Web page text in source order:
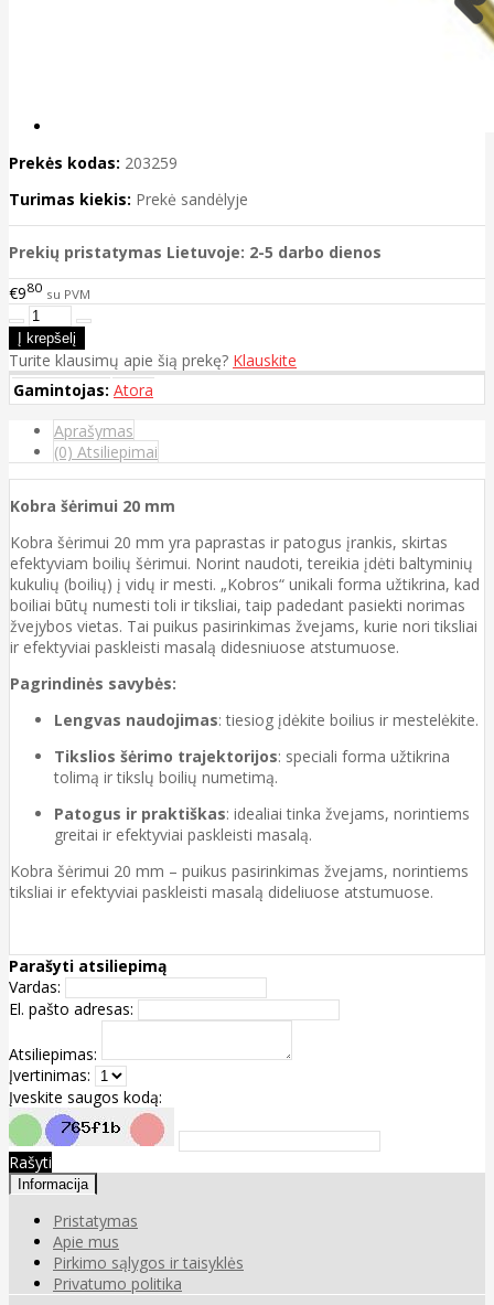
Prekės kodas: 203259
Turimas kiekis: Prekė sandėlyje
Prekių pristatymas Lietuvoje: 2-5 darbo dienos
€980 su PVM
Turite klausimų apie šią prekę? Klauskite
Gamintojas: Atora
Aprašymas
(0) Atsiliepimai
Kobra šėrimui 20 mm
Kobra šėrimui 20 mm yra paprastas ir patogus įrankis, skirtas
efektyviam boilių šėrimui. Norint naudoti, tereikia įdėti baltyminių
kukulių (boilių) į vidų ir mesti. „Kobros“ unikali forma užtikrina, kad
boiliai būtų numesti toli ir tiksliai, taip padedant pasiekti norimas
žvejybos vietas. Tai puikus pasirinkimas žvejams, kurie nori tiksliai
ir efektyviai paskleisti masalą didesniuose atstumuose.
Pagrindinės savybės:
Lengvas naudojimas: tiesiog įdėkite boilius ir mestelėkite.
Tikslios šėrimo trajektorijos: speciali forma užtikrina
tolimą ir tikslų boilių numetimą.
Patogus ir praktiškas: idealiai tinka žvejams, norintiems
greitai ir efektyviai paskleisti masalą.
Kobra šėrimui 20 mm – puikus pasirinkimas žvejams, norintiems
tiksliai ir efektyviai paskleisti masalą dideliuose atstumuose.
Parašyti atsiliepimą
Vardas:
El. pašto adresas:
Atsiliepimas:
Įvertinimas:
Įveskite saugos kodą:
Rašyti
Informacija
Pristatymas
Apie mus
Pirkimo sąlygos ir taisyklės
Privatumo politika